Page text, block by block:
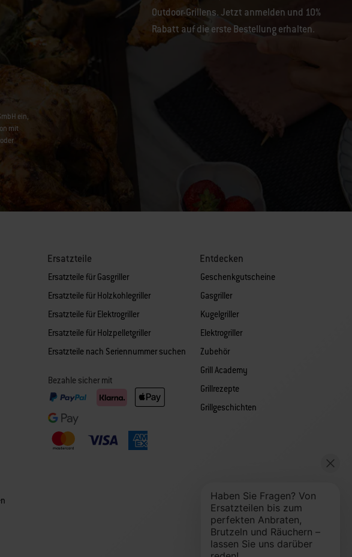
Outdoor-Grillens. Jetzt anmelden und 10%
Rabatt auf die erste Bestellung erhalten.
ein,
mit
Ersatzteile
Ersatzteile für Gasgriller
Ersatzteile für Holzkohlegriller
Ersatzteile für Elektrogriller
Ersatzteile für Holzpelletgriller
Ersatzteile nach Seriennummer suchen
Bezahle sicher mit
Entdecken
Geschenkgutscheine
Gasgriller
Kugelgriller
Elektrogriller
Zubehör
Grill Academy
Grillrezepte
Grillgeschichten